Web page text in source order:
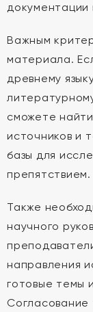
документации
Важным
материала.
древнему
сможете
источников и
базы для
препятствием.
Также
научного
направления
готовые темы